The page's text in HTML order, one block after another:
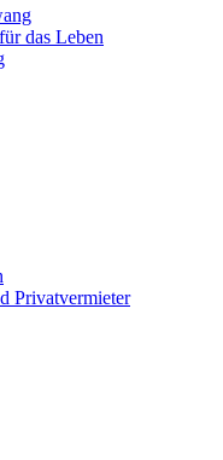
das Leben
Privatvermieter